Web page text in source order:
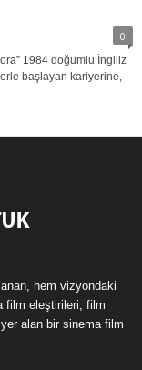
0
1984 doğumlu İngiliz
başlayan kariyerine,
hem vizyondaki
film eleştirileri, film
alan bir sinema film